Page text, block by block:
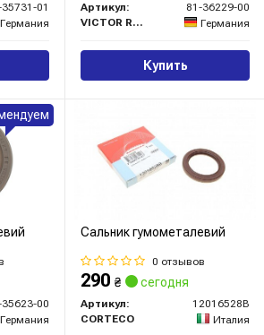
01
Германия
Артикул:
81-36229-00
VICTOR REINZ
Германия
Купить
35623-00
Германия
Сальник гумометалевий
0 отзывов
290 ₴ сегодня
Артикул:
12016528B
CORTECO
Италия